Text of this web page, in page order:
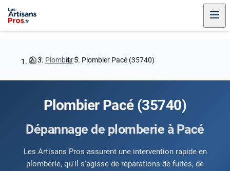
Plombier Plombier Pacé (35740)
Plombier Pacé (35740)
Dépannage de plomberie à Pacé
Les Artisans Pros assurent une intervention rapide en
plomberie, qu'il s'agisse de réparations de fuites, de